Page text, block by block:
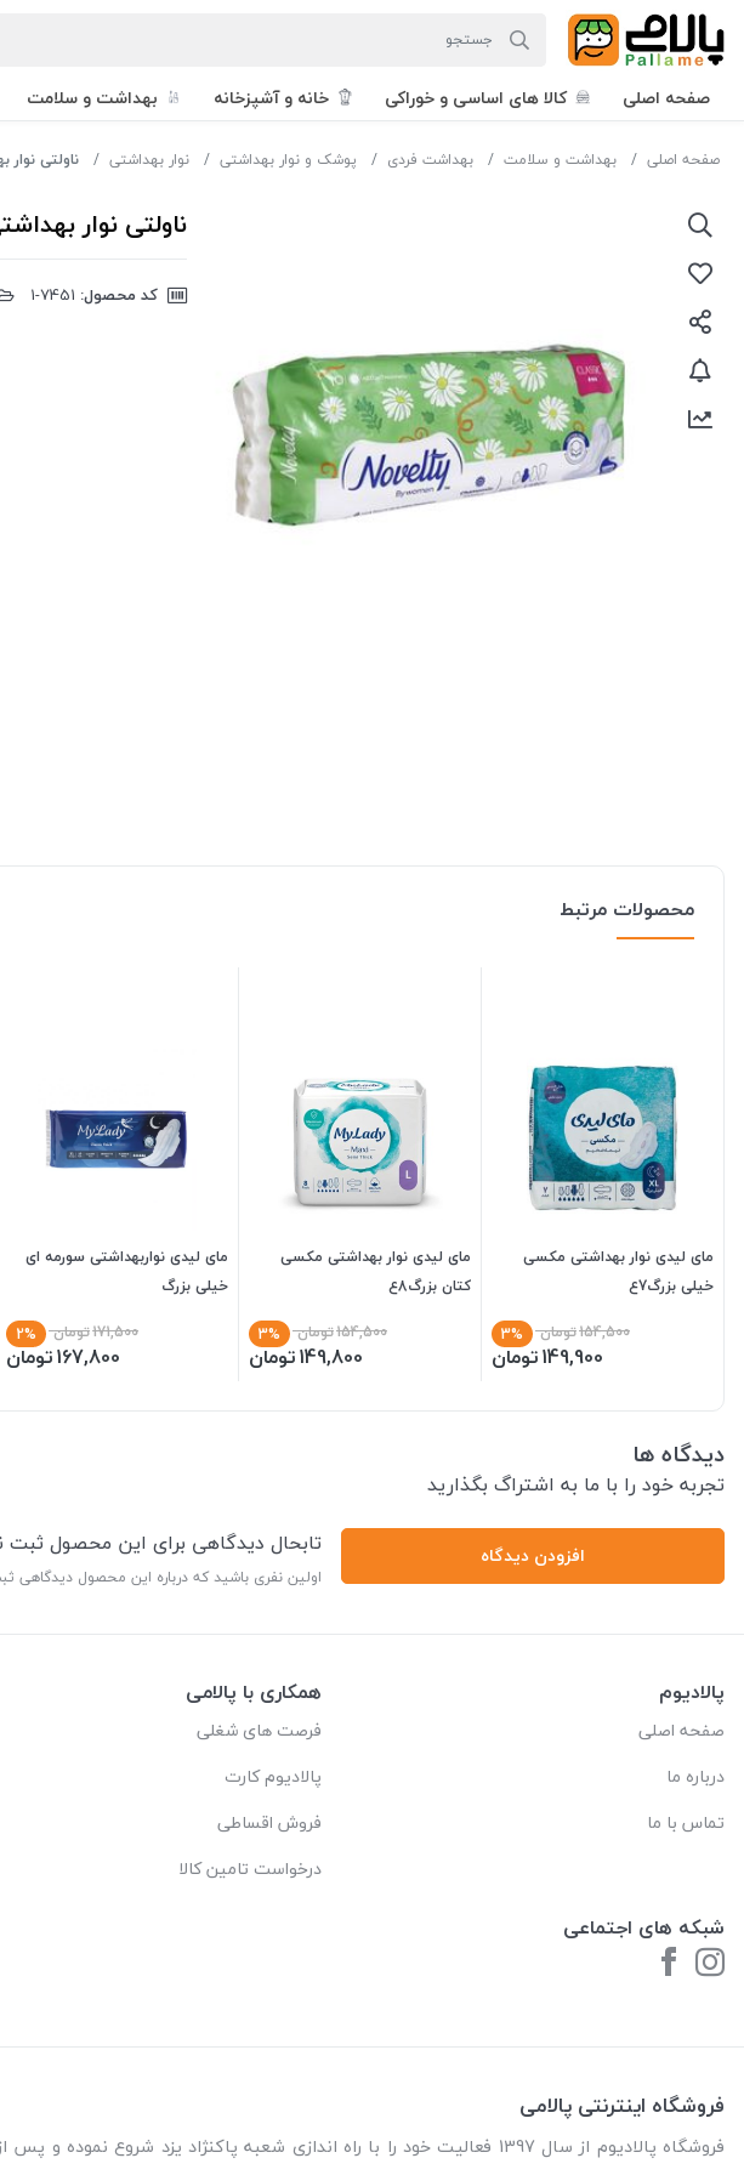
صفحه اصلی کالا های اساسی و خوراکی خانه و آشپزخانه بهداشت و سلامت
صفحه اصلی بهداشت و سلامت بهداشت فردی پوشک و نوار بهداشتی نوار بهداشتی ناولتی نوار
ناولتی نوار
کد محصول:
محصولات مرتبط
مای لیدی نوار بهداشتی مکسی
خیلی بزرگ7ع
154,500تومان 3%
149,900تومان
مای لیدی نوار بهداشتی مکسی
کتان بزرگ8ع
154,500تومان 3%
149,800تومان
مای لیدی نواربهداشتی سورمه ای
خیلی بزرگ
171,500تومان 2%
167,800تومان
دیدگاه ها
تجربه خود را با ما به اشتراگ بگذارید
افزودن دیدگاه تابحال دیدگاهی برای این محصول ثبت
اولین نفری باشید که درباره این محصول دیدگاهی
پالادیوم
صفحه اصلی
درباره ما
تماس با ما
شبکه های اجتماعی
همکاری با پالامی
فرصت های شغلی
پالادیوم کارت
فروش اقساطی
درخواست تامین کالا
فروشگاه اینترنتی پالامی
فروشگاه پالادیوم از سال 1397 فعالیت خود را با راه اندازی شعبه پاکنژاد یزد